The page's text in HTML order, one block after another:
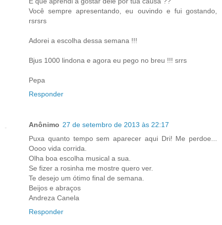
Você sempre apresentando, eu ouvindo e fui gostando,
rsrsrs
Adorei a escolha dessa semana !!!
Bjus 1000 lindona e agora eu pego no breu !!! srrs
Pepa
Responder
Anônimo 27 de setembro de 2013 às 22:17
Puxa quanto tempo sem aparecer aqui Dri! Me perdoe...
Oooo vida corrida.
Olha boa escolha musical a sua.
Se fizer a rosinha me mostre quero ver.
Te desejo um ótimo final de semana.
Beijos e abraços
Andreza Canela
Responder